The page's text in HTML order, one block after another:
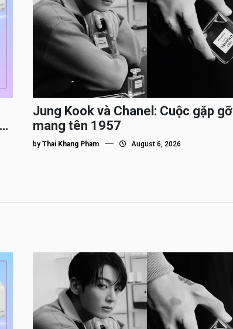
Jung Kook và Chanel: Cuộc gặp gỡ
mang tên 1957
by Thai Khang Pham August 6, 2026